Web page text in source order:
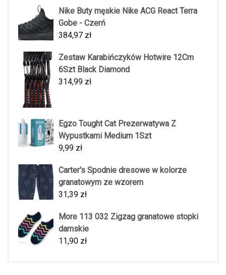
Nike Buty męskie Nike ACG React Terra
Gobe - Czerń
384,97 zł
Zestaw Karabińczyków Hotwire 12Cm
6Szt Black Diamond
314,99 zł
Egzo Tought Cat Prezerwatywa Z
Wypustkami Medium 1Szt
9,99 zł
Carter's Spodnie dresowe w kolorze
granatowym ze wzorem
31,39 zł
More 113 032 Zigzag granatowe stopki
damskie
11,90 zł